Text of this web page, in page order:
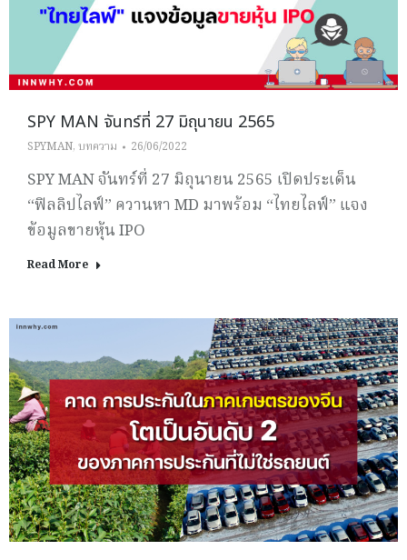
SPY MAN จันทร์ที่ 27 มิถุนายน 2565
SPYMAN, บทความ 26/06/2022
SPY MAN จันทร์ที่ 27 มิถุนายน 2565 เปิดประเด็น
“ฟิลลิปไลฟ์” ควานหา MD มาพร้อม “ไทยไลฟ์” แจง
ข้อมูลขายหุ้น IPO
Read More